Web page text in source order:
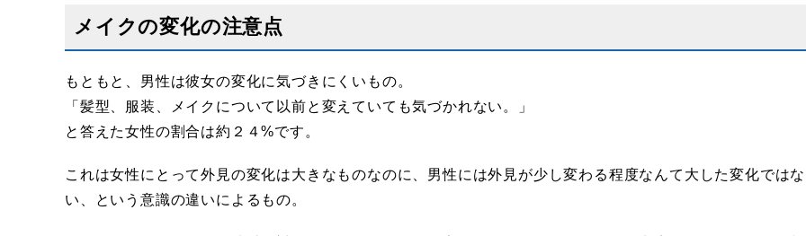
メイクの変化の注意点
もともと、男性は彼女の変化に気づきにくいもの。
「髪型、服装、メイクについて以前と変えていても気づかれない。」
と答えた女性の割合は約２４%です。
これは女性にとって外見の変化は大きなものなのに、男性には外見が少し変わる程度なんて大した変化ではな
い、という意識の違いによるもの。